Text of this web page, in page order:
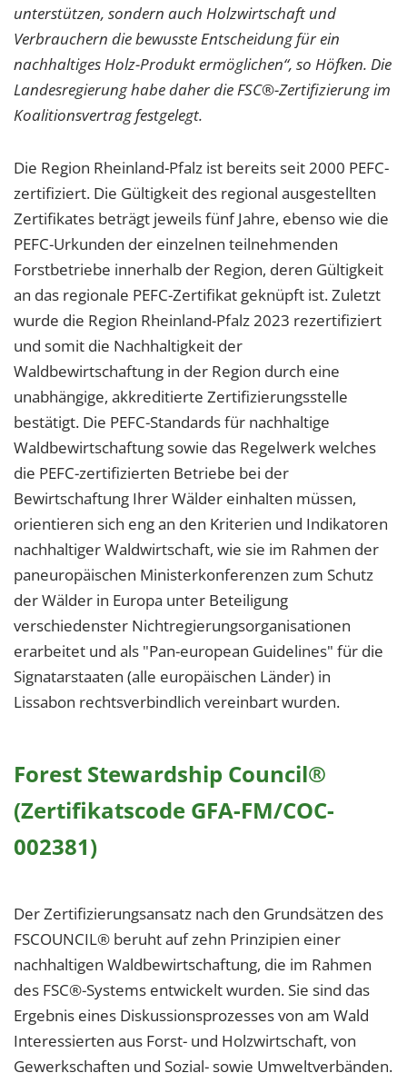
unterstützen, sondern auch Holzwirtschaft und
Verbrauchern die bewusste Entscheidung für ein
nachhaltiges Holz-Produkt ermöglichen“, so Höfken. Die
Landesregierung habe daher die FSC®-Zertifizierung im
Koalitionsvertrag festgelegt.
Die Region Rheinland-Pfalz ist bereits seit 2000 PEFC-
zertifiziert. Die Gültigkeit des regional ausgestellten
Zertifikates beträgt jeweils fünf Jahre, ebenso wie die
PEFC-Urkunden der einzelnen teilnehmenden
Forstbetriebe innerhalb der Region, deren Gültigkeit
an das regionale PEFC-Zertifikat geknüpft ist. Zuletzt
wurde die Region Rheinland-Pfalz 2023 rezertifiziert
und somit die Nachhaltigkeit der
Waldbewirtschaftung in der Region durch eine
unabhängige, akkreditierte Zertifizierungsstelle
bestätigt. Die PEFC-Standards für nachhaltige
Waldbewirtschaftung sowie das Regelwerk welches
die PEFC-zertifizierten Betriebe bei der
Bewirtschaftung Ihrer Wälder einhalten müssen,
orientieren sich eng an den Kriterien und Indikatoren
nachhaltiger Waldwirtschaft, wie sie im Rahmen der
paneuropäischen Ministerkonferenzen zum Schutz
der Wälder in Europa unter Beteiligung
verschiedenster Nichtregierungsorganisationen
erarbeitet und als "Pan-european Guidelines" für die
Signatarstaaten (alle europäischen Länder) in
Lissabon rechtsverbindlich vereinbart wurden.
Forest Stewardship Council®
(Zertifikatscode GFA-FM/COC-
002381)
Der Zertifizierungsansatz nach den Grundsätzen des
FSCOUNCIL® beruht auf zehn Prinzipien einer
nachhaltigen Waldbewirtschaftung, die im Rahmen
des FSC®-Systems entwickelt wurden. Sie sind das
Ergebnis eines Diskussionsprozesses von am Wald
Interessierten aus Forst- und Holzwirtschaft, von
Gewerkschaften und Sozial- sowie Umweltverbänden.